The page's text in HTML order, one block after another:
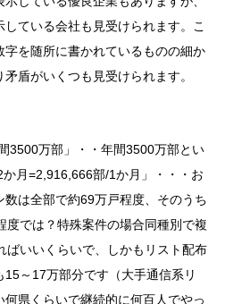
ている会社も見受けられます。こ
字を随所に書かれているものの細か
盾がいくつも見受けられます。
3500万部」・・年間3500万部とい
月=2,916,666部/1か月」・・・お
は全部で約69万戸程度、そのうち
度では？特殊案件の場合同種別で複
ばいいくらいで、しかもリスト配布
～17万部分です（大手通信系リ
県くらいで継続的に何百人でやっ